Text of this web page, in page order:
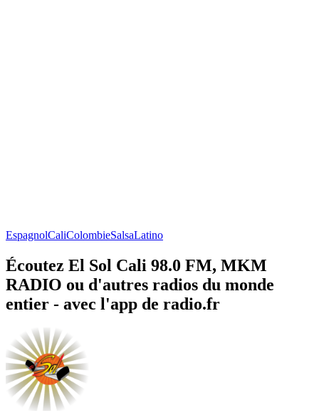
EspagnolCaliColombieSalsaLatino
Écoutez El Sol Cali 98.0 FM, MKM
RADIO ou d'autres radios du monde
entier - avec l'app de radio.fr